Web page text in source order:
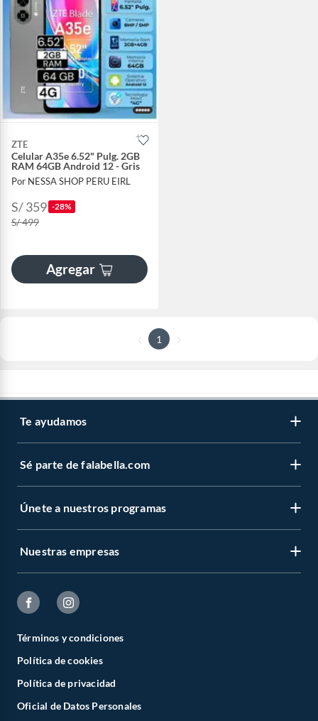
ZTE
Celular A35e 6.52" Pulg. 2GB
RAM 64GB Android 12 - Gris
Por NESSA SHOP PERU EIRL
S/ 359 -28%
S/ 499
Agregar
1
Te ayudamos
Sé parte de falabella.com
Únete a nuestros programas
Nuestras empresas
Términos y condiciones
Política de cookies
Política de privacidad
Oficial de Datos Personales